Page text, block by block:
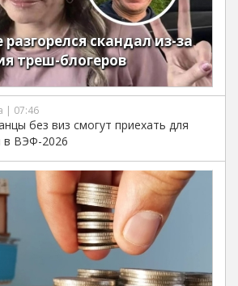
скандал из-за
треш-блогеров
| 07:46
без виз смогут приехать для
в ВЭФ-2026